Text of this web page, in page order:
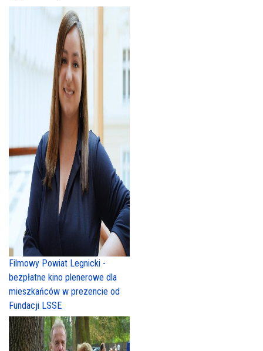
Filmowy Powiat Legnicki -
bezpłatne kino plenerowe dla
mieszkańców w prezencie od
Fundacji LSSE